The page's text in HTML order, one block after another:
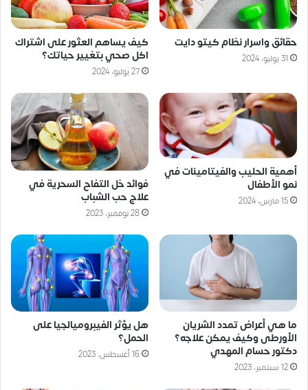
حقائق واسرار نظام كيتو دايت
31 يوليو، 2024
كيف يساهم العثور على اشتراك
اكل صحي بتغيير حياتك؟
27 يوليو، 2024
أهمية الحليب والفيتامينات في
نمو الأطفال
15 مارس، 2024
فوائد خل التفاح السحرية في
علاج حب الشباب
28 نوفمبر، 2023
ما هي أعراض تمدد الشريان
الأورطى وكيف يمكن علاجه؟
دكتور حسام المهدي
12 سبتمبر، 2023
هل يؤثر الفيبروميالجيا على
الحمل؟
16 أغسطس، 2023